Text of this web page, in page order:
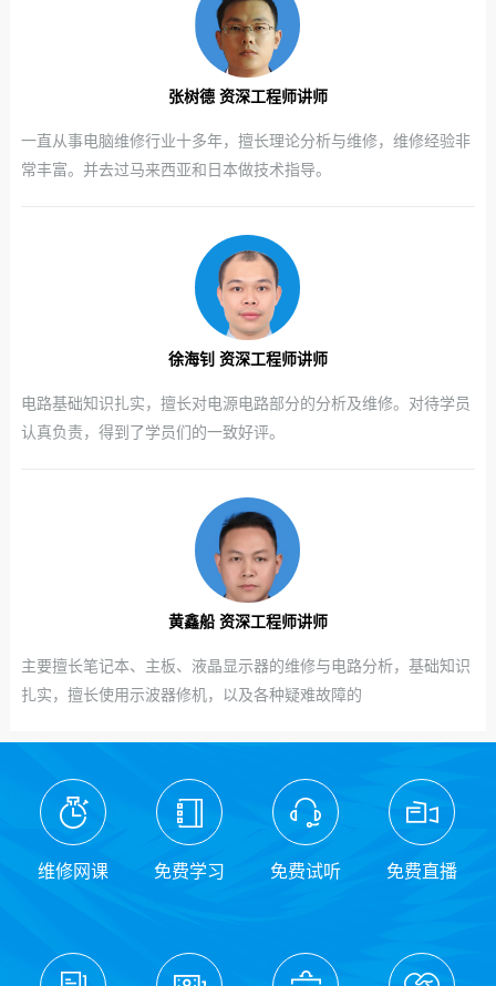
张树德 资深工程师讲师
一直从事电脑维修行业十多年，擅长理论分析与维修，维修经验非
常丰富。并去过马来西亚和日本做技术指导。
徐海钊 资深工程师讲师
电路基础知识扎实，擅长对电源电路部分的分析及维修。对待学员
认真负责，得到了学员们的一致好评。
黄鑫船 资深工程师讲师
主要擅长笔记本、主板、液晶显示器的维修与电路分析，基础知识
扎实，擅长使用示波器修机，以及各种疑难故障的
维修网课 免费学习 免费试听 免费直播